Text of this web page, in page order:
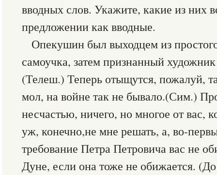
вводных слов. Укажите, какие из них
предложении как вводные.
Опекушин был выходцем из
самоучка, затем признанный
(Телеш.) Теперь отыщутся, пожалуй,
мол, на войне так не бывало.(Сим.)
несчастью, ничего, но многое от вас,
уж, конечно,не мне решать, а, во-
требование Петра Петровича вас не
Дуне, если она тоже не обижается.